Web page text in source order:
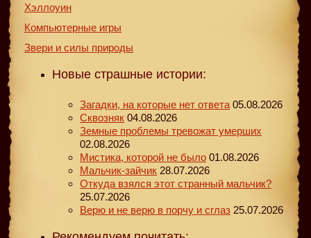
Хэллоуин
Компьютерные игры
Звери и силы природы
Новые страшные истории:
Загадки, на которые нет ответа 05.08.2026
Сквозняк 04.08.2026
Земные проблемы тревожат умерших
02.08.2026
Мистика, которой не было 01.08.2026
Мальчик-зайчик 28.07.2026
Откуда взялся этот странный мальчик?
25.07.2026
Верю и не верю в порчу и сглаз 25.07.2026